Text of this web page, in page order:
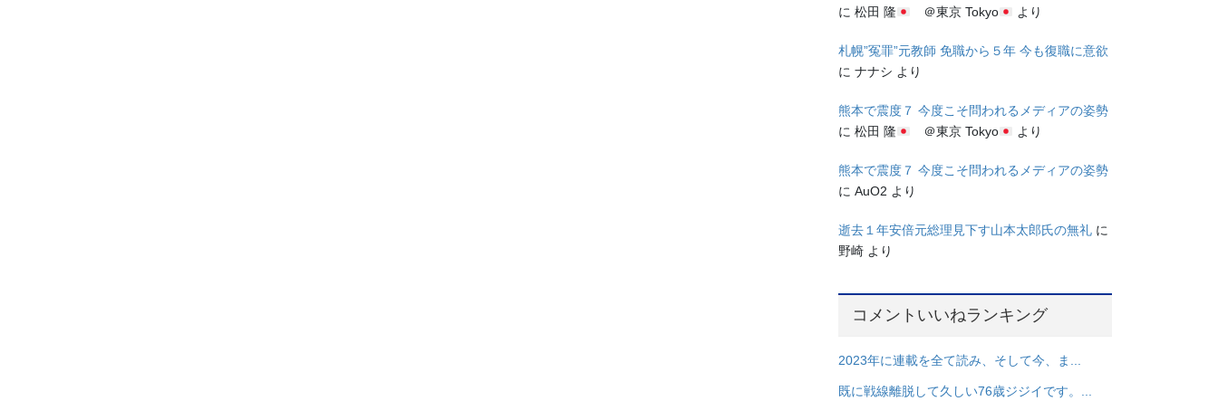
に松田 隆 ＠東京 Tokyo より
札幌”冤罪”元教師 免職から５年 今も復職に意欲
にナナシ より
熊本で震度７ 今度こそ問われるメディアの姿勢
に松田 隆 ＠東京 Tokyo より
熊本で震度７ 今度こそ問われるメディアの姿勢
にAuO2 より
逝去１年安倍元総理見下す山本太郎氏の無礼 に
野崎 より
コメントいいねランキング
2023年に連載を全て読み、そして今、ま...
既に戦線離脱して久しい76歳ジジイです。...